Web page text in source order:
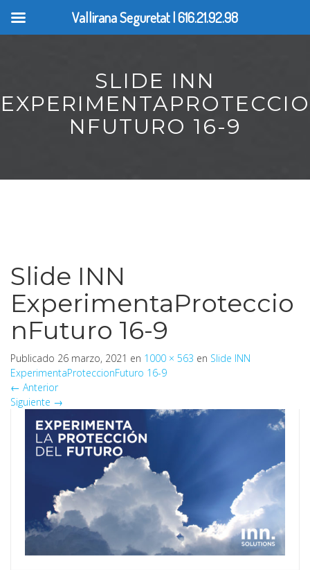
SLIDE INN
EXPERIMENTAPROTECCIO
NFUTURO 16-9
Slide INN
ExperimentaProteccio
nFuturo 16-9
Publicado 26 marzo, 2021 en 1000 × 563 en Slide INN
ExperimentaProteccionFuturo 16-9
← Anterior
Siguiente →
Vallirana Seguretat | 616.21.92.98